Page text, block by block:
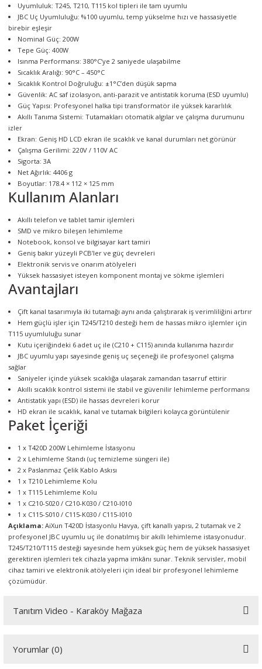
Uyumluluk: T245, T210, T115 kol tipleri ile tam uyumlu
JBC Uç Uyumluluğu: %100 uyumlu, temp yükselme hızı ve hassasiyetle
birebir eşleşir
Nominal Güç: 200W
Tepe Güç: 400W
Isınma Performansı: 380°C’ye 2 saniyede ulaşabilme
Sıcaklık Aralığı: 90°C – 450°C
Sıcaklık Kontrol Doğruluğu: ±1°C’den düşük sapma
Güvenlik: AC saf izolasyon, anti-parazit ve antistatik koruma (ESD uyumlu)
Güç Yapısı: Profesyonel halka tipi transformatör ile yüksek kararlılık
Akıllı Tanıma Sistemi: Tutamakları otomatik algılar ve çalışma durumunu
izler
Ekran: Geniş HD LCD ekran ile sıcaklık ve kanal durumları net görünür
Çalışma Gerilimi: 220V / 110V AC
Sigorta: 3A
Net Ağırlık: 4406 g
Boyutlar: 178.4 × 112 × 125 mm
Kullanım Alanları
Akıllı telefon ve tablet tamir işlemleri
SMD ve mikro bileşen lehimleme
Notebook, konsol ve bilgisayar kart tamiri
Geniş bakır yüzeyli PCB’ler ve güç devreleri
Elektronik servis ve onarım atölyeleri
Yüksek hassasiyet isteyen komponent montaj ve sökme işlemleri
Avantajları
Çift kanal tasarımıyla iki tutamağı aynı anda çalıştırarak iş verimliliğini artırır
Hem güçlü işler için T245/T210 desteği hem de hassas mikro işlemler için
T115 uyumluluğu sunar
Kutu içeriğindeki 6 adet uç ile (C210 + C115) anında kullanıma hazırdır
JBC uyumlu yapı sayesinde geniş uç seçeneği ile profesyonel çalışma
sağlar
Saniyeler içinde yüksek sıcaklığa ulaşarak zamandan tasarruf ettirir
Akıllı sıcaklık kontrol sistemi ile stabil ve güvenilir lehimleme performansı
Antistatik yapı (ESD) ile hassas devreleri korur
HD ekran ile sıcaklık, kanal ve tutamak bilgileri kolayca görüntülenir
Paket İçeriği
1 x T420D 200W Lehimleme İstasyonu
2 x Lehimleme Standı (uç temizleme süngeri ile)
2 x Paslanmaz Çelik Kablo Askısı
1 x T210 Lehimleme Kolu
1 x T115 Lehimleme Kolu
1 x C210-S020 / C210-K030 / C210-I010
1 x C115-S010 / C115-K030 / C115-I010
Açıklama: AiXun T420D İstasyonlu Havya, çift kanallı yapısı, 2 tutamak ve 2
profesyonel JBC uyumlu uç ile donatılmış bir akıllı lehimleme istasyonudur.
T245/T210/T115 desteği sayesinde hem yüksek güç hem de yüksek hassasiyet
gerektiren işlemleri tek cihazla yapma imkânı sunar. Teknik servisler, mobil
cihaz tamiri ve elektronik atölyeleri için ideal bir profesyonel lehimleme
çözümüdür.
Tanıtım Video - Karaköy Mağaza
Yorumlar (0)